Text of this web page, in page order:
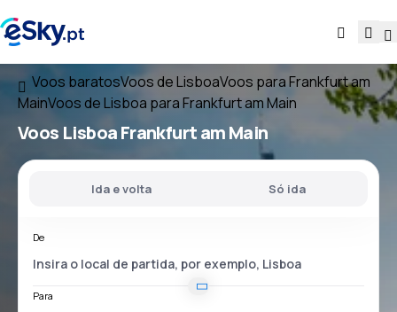
Voos baratosVoos de LisboaVoos para Frankfurt am
MainVoos de Lisboa para Frankfurt am Main
Voos Lisboa Frankfurt am Main
Ida e volta Só ida
De
Para